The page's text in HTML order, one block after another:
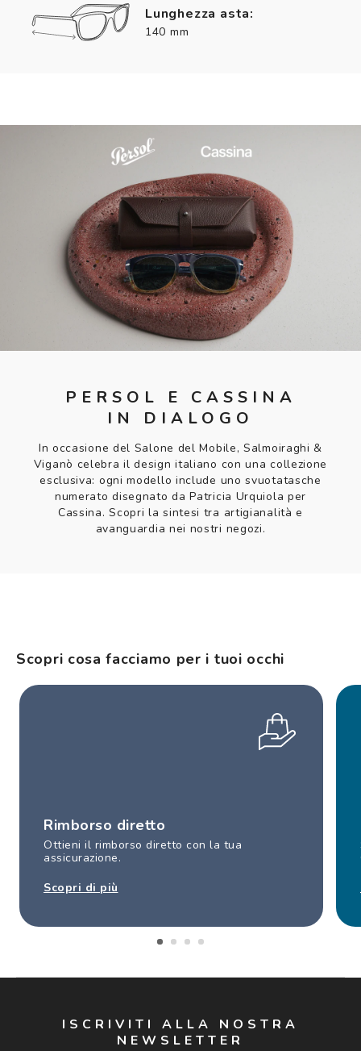
Lunghezza asta:
140 mm
PERSOL E CASSINA
IN DIALOGO
In occasione del Salone del Mobile, Salmoiraghi &
Viganò celebra il design italiano con una collezione
esclusiva: ogni modello include uno svuotatasche
numerato disegnato da Patricia Urquiola per
Cassina. Scopri la sintesi tra artigianalità e
avanguardia nei nostri negozi.
Scopri cosa facciamo per i tuoi occhi
Rimborso diretto
Ottieni il rimborso diretto con la tua
assicurazione.
Scopri di più
ISCRIVITI ALLA NOSTRA
NEWSLETTER